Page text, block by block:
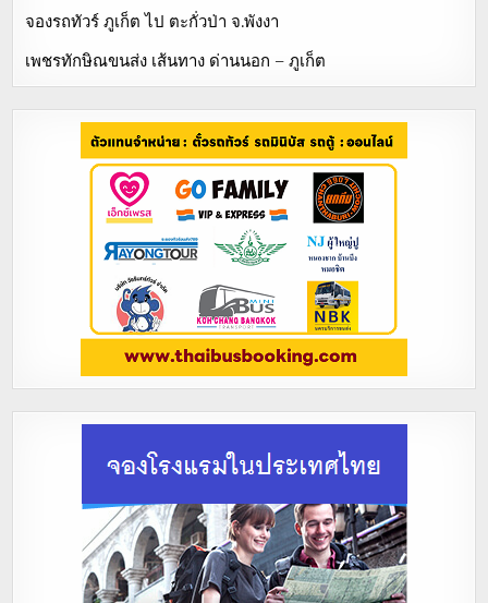
จองรถทัวร์ ภูเก็ต ไป ตะกั่วป่า จ.พังงา
เพชรทักษิณขนส่ง เส้นทาง ด่านนอก – ภูเก็ต